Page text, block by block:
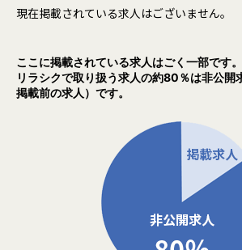
現在掲載されている求人はございません。
ここに掲載されている求人はごく一部です。
リラシクで取り扱う求人の約80％は非公開
掲載前の求人）です。